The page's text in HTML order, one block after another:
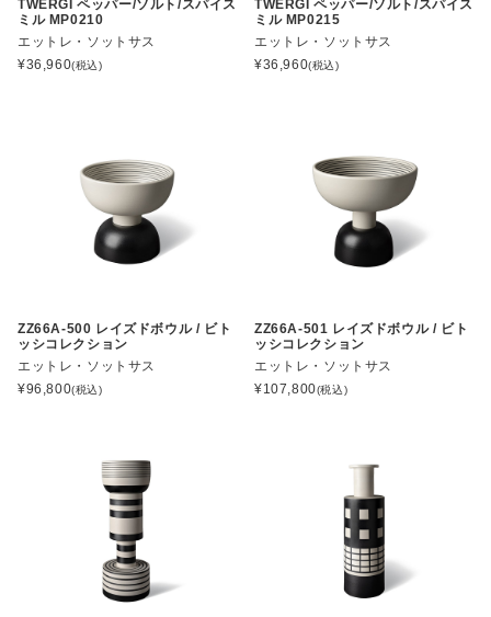
TWERGI ペッパー/ソルト/スパイス
ミル MP0210
エットレ・ソットサス
¥36,960(税込)
TWERGI ペッパー/ソルト/スパイス
ミル MP0215
エットレ・ソットサス
¥36,960(税込)
ZZ66A-500 レイズドボウル / ビト
ッシコレクション
エットレ・ソットサス
¥96,800(税込)
ZZ66A-501 レイズドボウル / ビト
ッシコレクション
エットレ・ソットサス
¥107,800(税込)